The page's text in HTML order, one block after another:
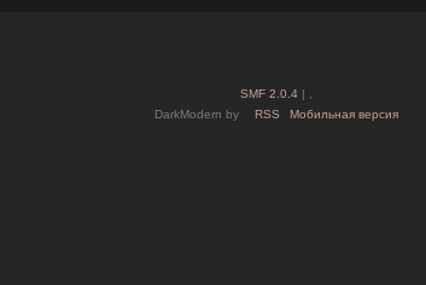
SMF 2.0.4| ,
DarkModern by
RSS Мобильная версия